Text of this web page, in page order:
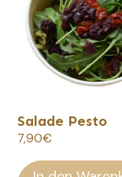
Salade Pesto
7,90€